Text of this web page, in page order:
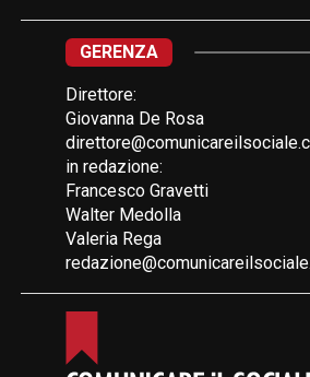
GERENZA
Direttore:
Giovanna De Rosa
in redazione:
Francesco Gravetti
Walter Medolla
Valeria Rega